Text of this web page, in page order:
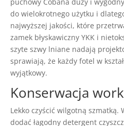
do wielokrotnego użytku i
najwyższej jakości, które
zamek błyskawiczny YKK i
szyte szwy lniane nadają
sprawiają, że ​​każdy fotel w
wyjątkowy.
Konserwacja
Lekko czyścić wilgotną szmatką.
dodać łagodny detergent